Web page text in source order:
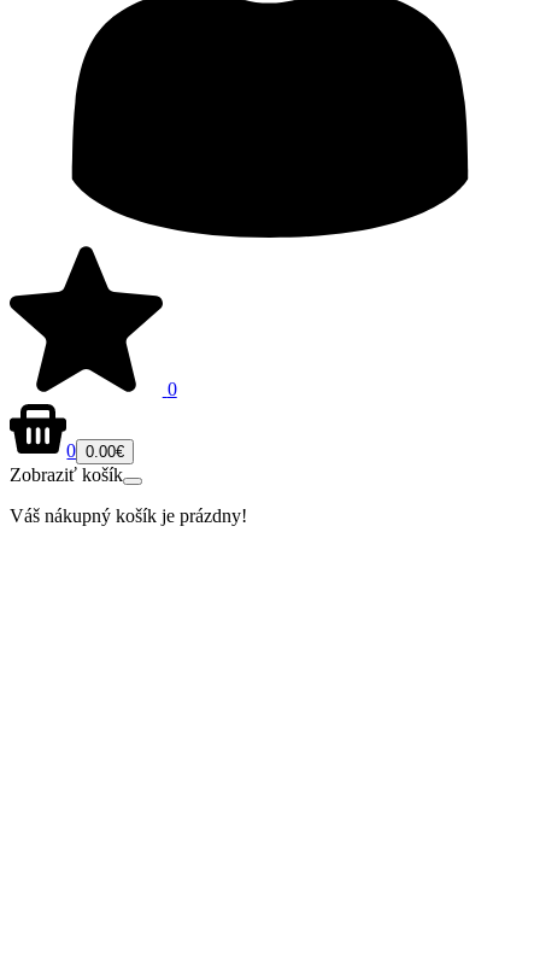
0
0 0.00€
Zobraziť košík
Váš nákupný košík je prázdny!